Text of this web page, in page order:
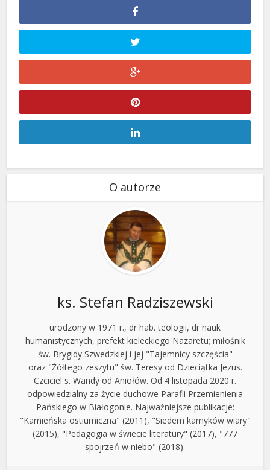
O autorze
ks. Stefan Radziszewski
urodzony w 1971 r., dr hab. teologii, dr nauk
humanistycznych, prefekt kieleckiego Nazaretu; miłośnik
św. Brygidy Szwedzkiej i jej "Tajemnicy szczęścia"
oraz "Żółtego zeszytu" św. Teresy od Dzieciątka Jezus.
Czciciel s. Wandy od Aniołów. Od 4 listopada 2020 r.
odpowiedzialny za życie duchowe Parafii Przemienienia
Pańskiego w Białogonie. Najważniejsze publikacje:
"Kamieńska ostiumiczna" (2011), "Siedem kamyków wiary"
(2015), "Pedagogia w świecie literatury" (2017), "777
spojrzeń w niebo" (2018).